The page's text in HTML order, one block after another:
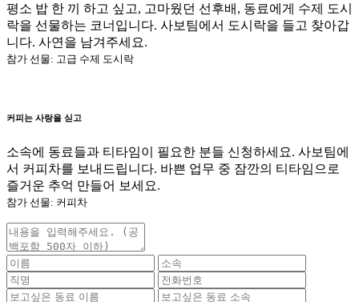
평소 밥 한 끼 하고 싶고, 고마웠던 선후배, 동료에게 수제 도시
락을 선물하는 코너입니다. 사보팀에서 도시락을 들고 찾아갑
니다. 사연을 남겨주세요.
참가 선물: 고급 수제 도시락
커피는 사랑을 싣고
소속에 동료들과 티타임이 필요한 분들 신청하세요. 사보팀에
서 커피차를 보내드립니다. 바쁜 업무 중 잠깐의 티타임으로
즐거운 추억 만들어 보세요.
참가 선물: 커피차